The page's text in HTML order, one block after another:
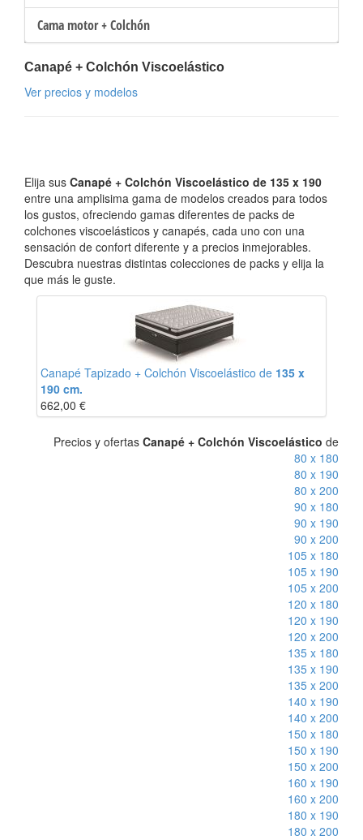
Cama motor + Colchón
Canapé + Colchón Viscoelástico
Ver precios y modelos
Elija sus Canapé + Colchón Viscoelástico de 135 x 190
entre una amplisima gama de modelos creados para todos
los gustos, ofreciendo gamas diferentes de packs de
colchones viscoelásticos y canapés, cada uno con una
sensación de confort diferente y a precios inmejorables.
Descubra nuestras distintas colecciones de packs y elija la
que más le guste.
Canapé Tapizado + Colchón Viscoelástico de 135 x
190 cm.
662,00 €
Precios y ofertas Canapé + Colchón Viscoelástico de
80 x 180
80 x 190
80 x 200
90 x 180
90 x 190
90 x 200
105 x 180
105 x 190
105 x 200
120 x 180
120 x 190
120 x 200
135 x 180
135 x 190
135 x 200
140 x 190
140 x 200
150 x 180
150 x 190
150 x 200
160 x 190
160 x 200
180 x 190
180 x 200